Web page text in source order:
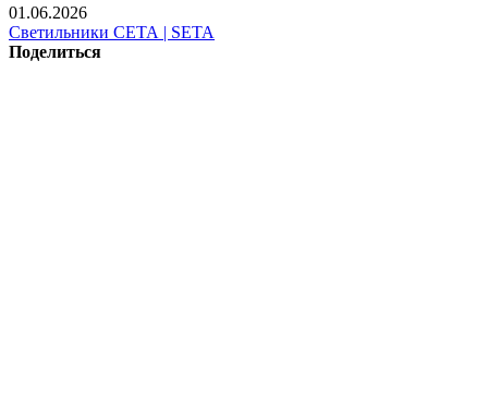
01.06.2026
Светильники СЕТА | SETA
Поделиться